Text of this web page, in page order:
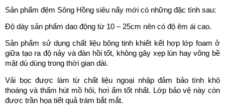
Sản phẩm đệm Sông Hồng siêu nẩy mới có những đặc tính sau:
Độ dày sản phẩm dao động từ 10 – 25cm nên có độ êm ái cao.
Sản phẩm sử dụng chất liệu bông tinh khiết kết hợp lớp foam ở
giữa tạo ra độ nảy và đàn hồi tốt, không gây xẹp lún hay võng bề
mặt dù dùng trong thời gian dài.
Vải bọc được làm từ chất liệu ngoại nhập đảm bảo tính khô
thoáng và thấm hút mồ hôi, hơi ẩm tốt nhất. Lớp bảo vệ này còn
được trần họa tiết quả trám bắt mắt.